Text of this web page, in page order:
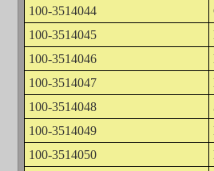
100-3514044
100-3514045
100-3514046
100-3514047
100-3514048
100-3514049
100-3514050